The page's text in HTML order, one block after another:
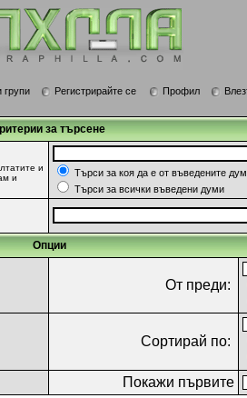
групи Регистрирайте се Профил
за търсене
и
и
Търси за коя да е от въведените
Търси за всички въведени думи
Опции
От преди:
Сортирай по:
Покажи първите